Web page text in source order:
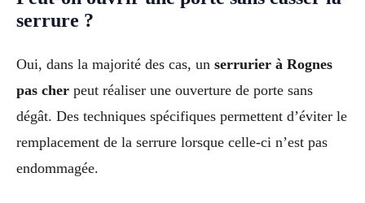
serrure ?
Oui, dans la majorité des cas, un serrurier à Rognes
pas cher peut réaliser une ouverture de porte sans
dégât. Des techniques spécifiques permettent d’éviter le
remplacement de la serrure lorsque celle-ci n’est pas
endommagée.